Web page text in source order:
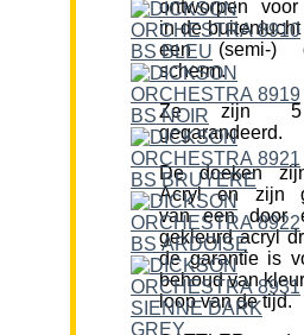
ontworpen
in de
een (semi-)
scherm.
Ze zijn
gegarandeerd.
De doeken
Acryl en zijn
van een door
gekleurd acryl
de garantie is
behoud van
loop van de tijd.